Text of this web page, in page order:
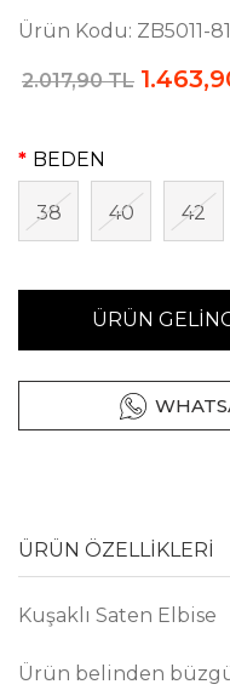
Ürün Kodu: ZB5011-81
2.017,90 TL
BEDEN
38 40 42
ÜRÜN
ÜRÜN ÖZELLİKLERİ
Kuşaklı Saten Elbise
Ürün belinden büzgü